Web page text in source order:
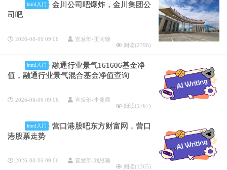
html入门
金川公司吧爆炸，金川集团公
司吧
2026-08-06 09:06
宣发部-王南锦
阅读(2796)
html入门
融通行业景气161606基金净
值，融通行业景气混合基金净值查询
2026-08-06 09:06
宣发部-李蔓露
阅读(1767)
html入门
营口港股吧东方财富网，营口
港股票走势
2026-08-06 09:06
宣发部-刘思颖
阅读(1365)